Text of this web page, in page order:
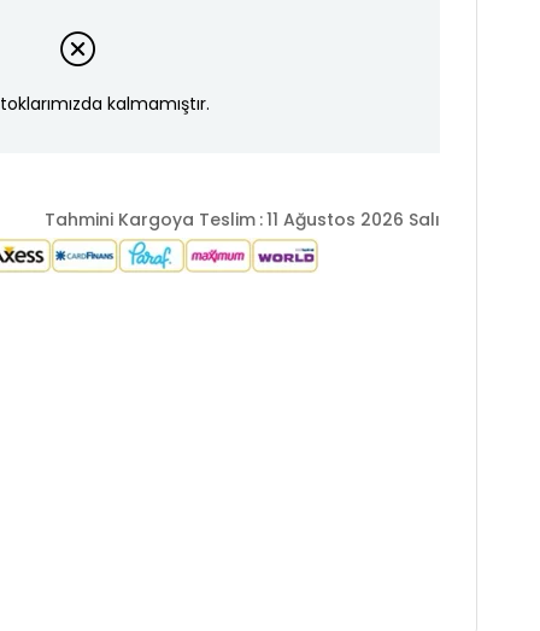
kalmamıştır.
Tahmini Kargoya Teslim :11 Ağustos 2026 Salı